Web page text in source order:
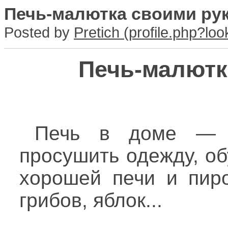
Печь-малютка своими
Posted by Pretich
Печь-
Печь в доме —
просушить одежду,
хорошей печи и
грибов, яблок...